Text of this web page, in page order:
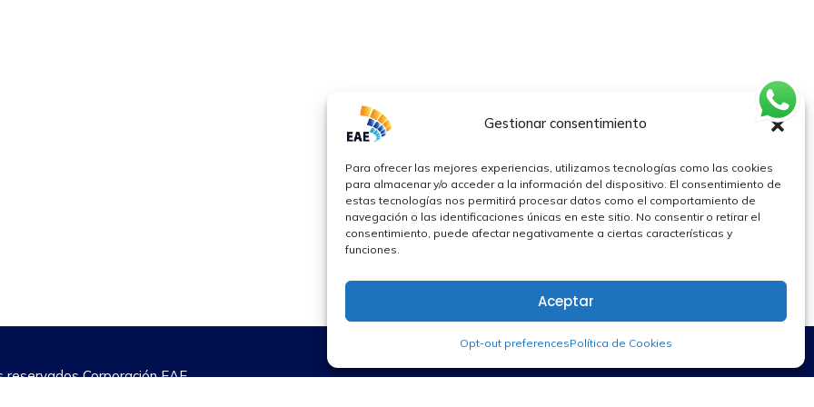
Gestionar consentimiento
Para ofrecer las mejores experiencias, utilizamos tecnologías como las cookies
para almacenar y/o acceder a la información del dispositivo. El consentimiento de
estas tecnologías nos permitirá procesar datos como el comportamiento de
navegación o las identificaciones únicas en este sitio. No consentir o retirar el
consentimiento, puede afectar negativamente a ciertas características y
funciones.
Aceptar
Opt-out preferencesPolítica de Cookies
Derechos pecuniarios 2024
Corporación EAE